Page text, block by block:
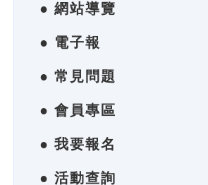
● 網站導覽
● 電子報
● 常見問題
● 會員專區
● 我要報名
● 活動查詢